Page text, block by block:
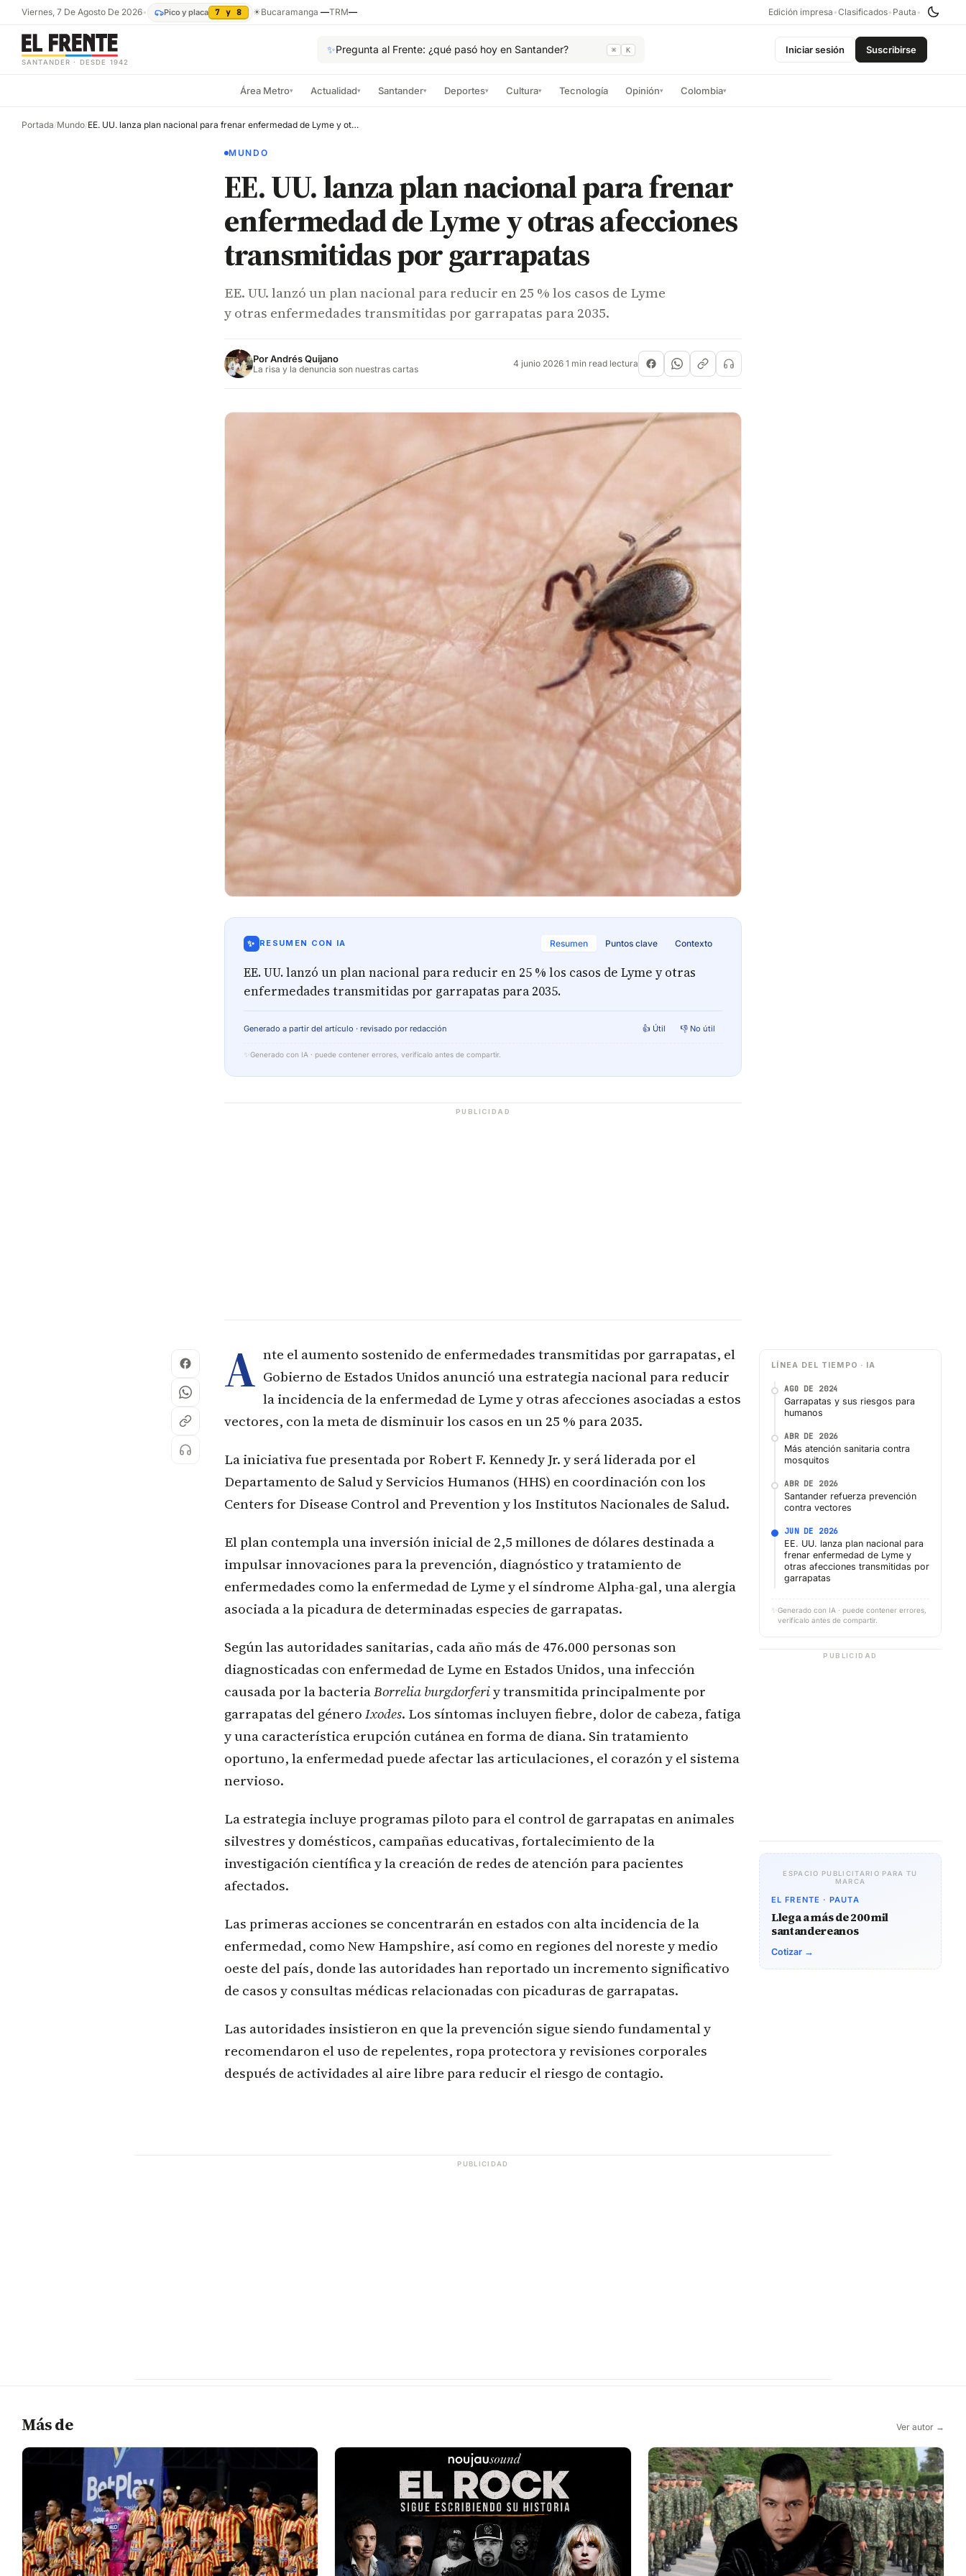
Viernes, 7 De Agosto De 2026• Pico y placa 7 y 8 ☀Bucaramanga —TRM— Edición impresa •Clasificados• Pauta •
SANTANDER · DESDE 1942
✨Pregunta al Frente: ¿qué pasó hoy en Santander? ⌘ K Iniciar sesión Suscribirse
Área Metro▾ Actualidad▾ Santander▾ Deportes▾ Cultura▾ Tecnología Opinión▾ Colombia▾
Portada/Mundo/ EE. UU. lanza plan nacional para frenar enfermedad de Lyme y otras afecciones transmitidas por garrapatas
MUNDO
EE. UU. lanza plan nacional para frenar
enfermedad de Lyme y otras afecciones
transmitidas por garrapatas
EE. UU. lanzó un plan nacional para reducir en 25 % los casos de Lyme
y otras enfermedades transmitidas por garrapatas para 2035.
PorAndrés Quijano
La risa y la denuncia son nuestras cartas 4 junio 2026·1 min read lectura
✨ RESUMEN CON IA Resumen Puntos clave Contexto
EE. UU. lanzó un plan nacional para reducir en 25 % los casos de Lyme y otras
enfermedades transmitidas por garrapatas para 2035.
Generado a partir del artículo · revisado por redacción 👍 Útil 👎 No útil
✨ Generado con IA · puede contener errores, verifícalo antes de compartir.
PUBLICIDAD
A nte el aumento sostenido de enfermedades transmitidas por garrapatas, el
Gobierno de Estados Unidos anunció una estrategia nacional para reducir
la incidencia de la enfermedad de Lyme y otras afecciones asociadas a estos
vectores, con la meta de disminuir los casos en un 25 % para 2035.
La iniciativa fue presentada por Robert F. Kennedy Jr. y será liderada por el
Departamento de Salud y Servicios Humanos (HHS) en coordinación con los
Centers for Disease Control and Prevention y los Institutos Nacionales de Salud.
El plan contempla una inversión inicial de 2,5 millones de dólares destinada a
impulsar innovaciones para la prevención, diagnóstico y tratamiento de
enfermedades como la enfermedad de Lyme y el síndrome Alpha-gal, una alergia
asociada a la picadura de determinadas especies de garrapatas.
Según las autoridades sanitarias, cada año más de 476.000 personas son
diagnosticadas con enfermedad de Lyme en Estados Unidos, una infección
causada por la bacteriaBorrelia burgdorferiy transmitida principalmente por
garrapatas del géneroIxodes. Los síntomas incluyen fiebre, dolor de cabeza, fatiga
y una característica erupción cutánea en forma de diana. Sin tratamiento
oportuno, la enfermedad puede afectar las articulaciones, el corazón y el sistema
nervioso.
La estrategia incluye programas piloto para el control de garrapatas en animales
silvestres y domésticos, campañas educativas, fortalecimiento de la
investigación científica y la creación de redes de atención para pacientes
afectados.
Las primeras acciones se concentrarán en estados con alta incidencia de la
enfermedad, como New Hampshire, así como en regiones del noreste y medio
oeste del país, donde las autoridades han reportado un incremento significativo
de casos y consultas médicas relacionadas con picaduras de garrapatas.
Las autoridades insistieron en que la prevención sigue siendo fundamental y
recomendaron el uso de repelentes, ropa protectora y revisiones corporales
después de actividades al aire libre para reducir el riesgo de contagio.
LÍNEA DEL TIEMPO · IA
AGO DE 2024
Garrapatas y sus riesgos para
humanos
ABR DE 2026
Más atención sanitaria contra
mosquitos
ABR DE 2026
Santander refuerza prevención
contra vectores
JUN DE 2026
EE. UU. lanza plan nacional para
frenar enfermedad de Lyme y
otras afecciones transmitidas por
garrapatas
✨ Generado con IA · puede contener errores,
verifícalo antes de compartir.
PUBLICIDAD
ESPACIO PUBLICITARIO PARA TU
MARCA
EL FRENTE · PAUTA
Llega a más de 200 mil
santandereanos
Cotizar →
PUBLICIDAD
Más de Ver autor →